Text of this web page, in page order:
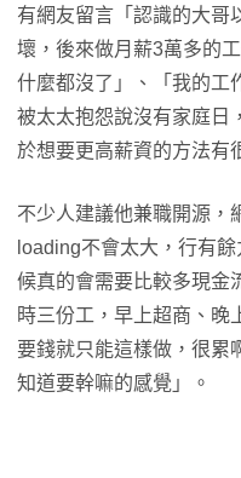
有網友留言「認識的大哥
壞，後來做月薪3萬多的
什麼都沒了」、「我的工
被太太抱怨說沒有家庭日
於想要更高薪資的方法有
不少人建議他兼職開源，
loading不會太大，行有
候真的會需要比較多現金
時三份工，早上超商、晚
要錢就只能這樣做，很累
知道要幹嘛的感覺」。